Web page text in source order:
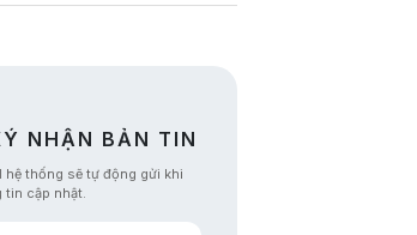
NHẬN BẢN TIN
hệ thống sẽ tự động gửi khi
cập nhật.